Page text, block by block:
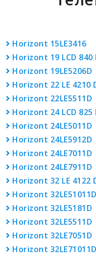
Horizont 15LE3416
Horizont 19 LCD 840
Horizont 19LE5206D
Horizont 22 LE 4210
Horizont 22LE5511D
Horizont 24 LCD 825
Horizont 24LE5011D
Horizont 24LE5912D
Horizont 24LE7011D
Horizont 24LE7911D
Horizont 32 LE 4122
Horizont 32LE51011D
Horizont 32LE5181D
Horizont 32LE5511D
Horizont 32LE7051D
Horizont 32LE71011D